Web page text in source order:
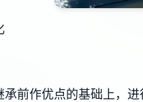
承前作优点的基础上，